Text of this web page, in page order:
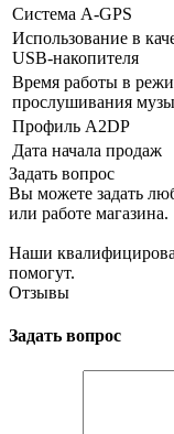
Cистема A-GPS
Использование в
USB-накопителя
Время работы в
прослушивания
Профиль A2DP
Дата начала продаж
Задать вопрос
Вы можете задать
или работе магазина.
Наши
помогут.
Отзывы
Задать вопрос